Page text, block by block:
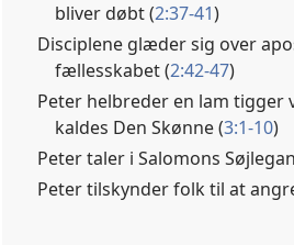
bliver døbt (2:37-41)
Disciplene glæder sig over
fællesskabet (2:42-47)
Peter helbreder en lam tigger
kaldes Den Skønne (3:1-10)
Peter taler i Salomons
Peter tilskynder folk til at